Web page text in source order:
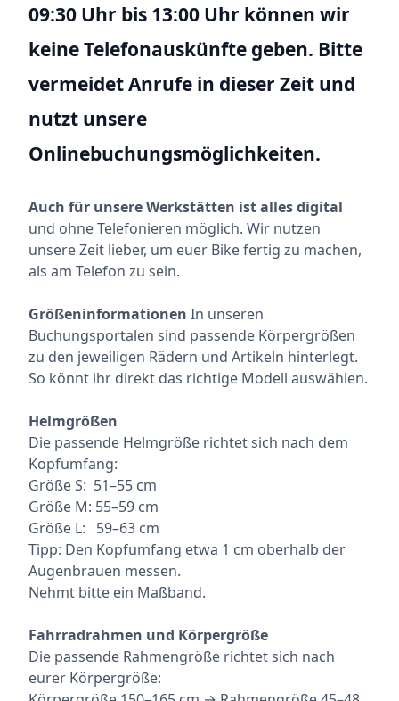
09:30 Uhr bis 13:00 Uhr können wir
keine Telefonauskünfte geben. Bitte
vermeidet Anrufe in dieser Zeit und
nutzt unsere
Onlinebuchungsmöglichkeiten.
Auch für unsere Werkstätten ist alles digital
und ohne Telefonieren möglich. Wir nutzen
unsere Zeit lieber, um euer Bike fertig zu machen,
als am Telefon zu sein.
Größeninformationen In unseren
Buchungsportalen sind passende Körpergrößen
zu den jeweiligen Rädern und Artikeln hinterlegt.
So könnt ihr direkt das richtige Modell auswählen.
Helmgrößen
Die passende Helmgröße richtet sich nach dem
Kopfumfang:
Größe S: 51–55 cm
Größe M: 55–59 cm
Größe L: 59–63 cm
Tipp: Den Kopfumfang etwa 1 cm oberhalb der
Augenbrauen messen.
Nehmt bitte ein Maßband.
Fahrradrahmen und Körpergröße
Die passende Rahmengröße richtet sich nach
eurer Körpergröße: